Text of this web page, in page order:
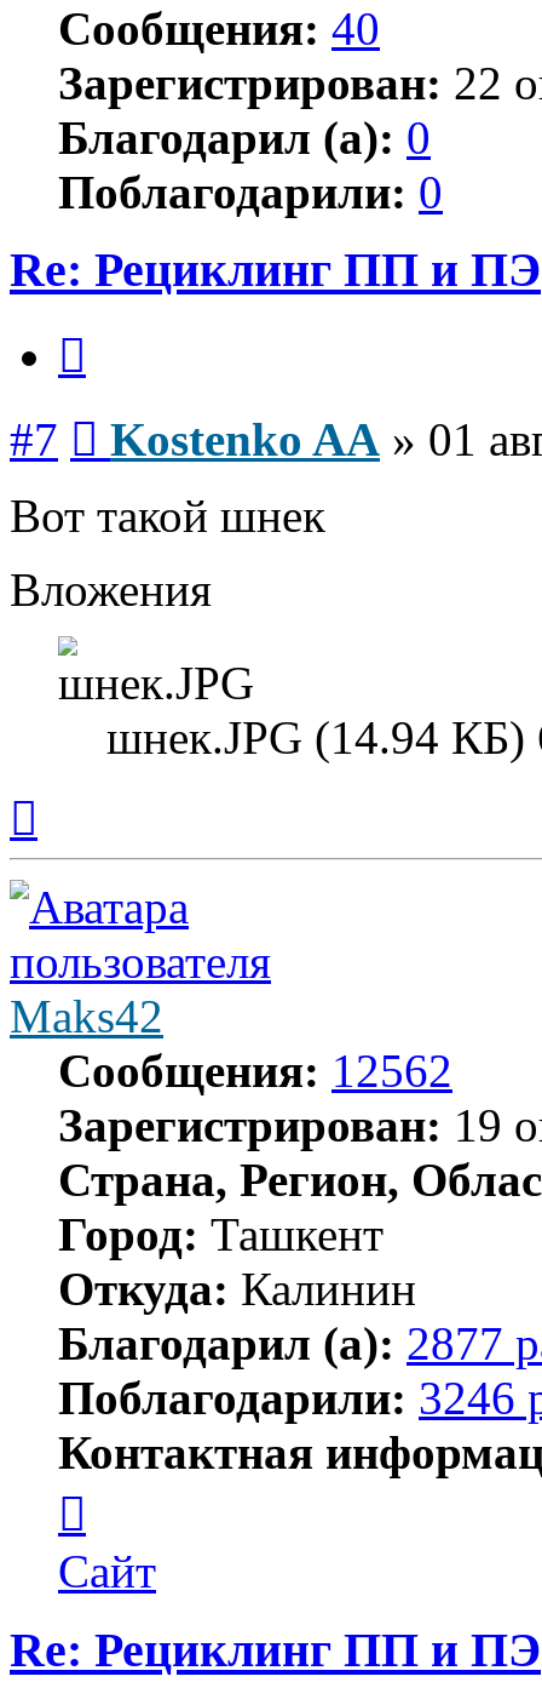
Сообщения: 40
Зарегистрирован: 22
Благодарил (а): 0
Поблагодарили: 0
Re: Рециклинг ПП и ПЭ
#7 Kostenko AA » 01
Вот такой шнек
Вложения
шнек.JPG (14.94 КБ)
началу
Maks42
Сообщения: 12562
Зарегистрирован: 19
Страна, Регион,
Город: Ташкент
Откуда: Калинин
Благодарил (а): 2877
Поблагодарили: 3246
Контактная
пользователя
Maks42
Сайт
Re: Рециклинг ПП и ПЭ